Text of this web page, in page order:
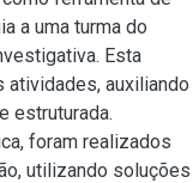
a uma turma do
Esta
atividades, auxiliando
estruturada.
foram realizados
utilizando soluções